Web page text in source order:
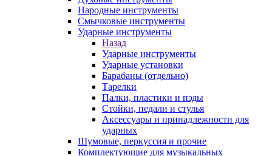
Народные инструменты
Смычковые инструменты
Ударные инструменты
Назад
Ударные инструменты
Ударные установки
Барабаны (отдельно)
Тарелки
Палки, пластики и пэды
Стойки, педали и стулья
Аксессуары и принадлежности для
ударных
Шумовые, перкуссия и прочие
Комплектующие для музыкальных